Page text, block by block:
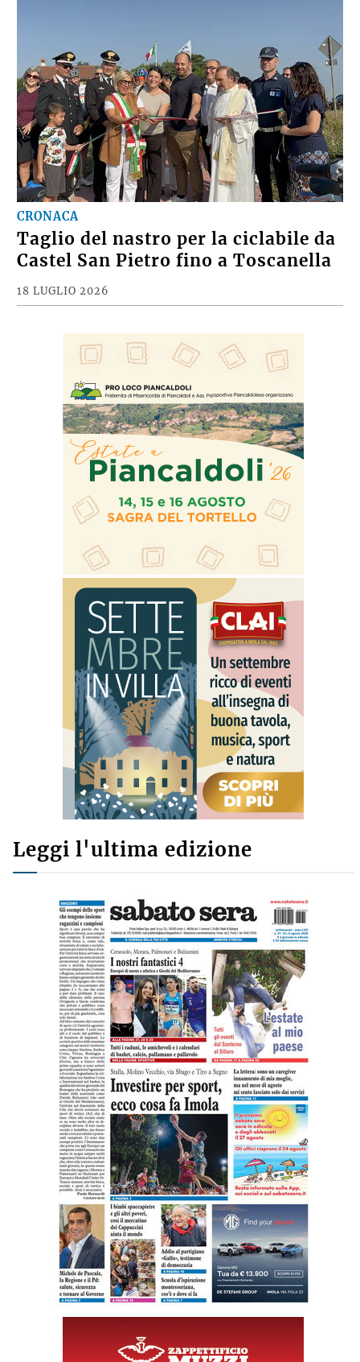
CRONACA
Taglio del nastro per la ciclabile da
Castel San Pietro fino a Toscanella
18 LUGLIO 2026
Leggi l'ultima edizione